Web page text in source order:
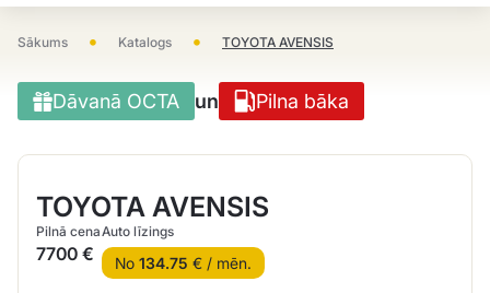
Sākums • Katalogs • TOYOTA AVENSIS
Dāvanā OCTA un Pilna bāka
TOYOTA AVENSIS
Pilnā cena
7700 €
Auto līzings
No 134.75 € / mēn.